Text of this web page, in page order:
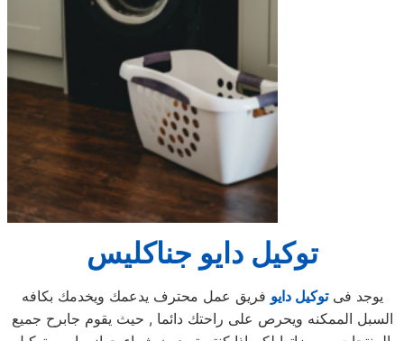
توكيل دايو جناكليس
يوجد فىتوكيل دايو فريق عمل محترف يدعمك ويخدمك بكافه
السبل الممكنه ويحرص على راحتك دائما , حيث يقوم جابرح جميع